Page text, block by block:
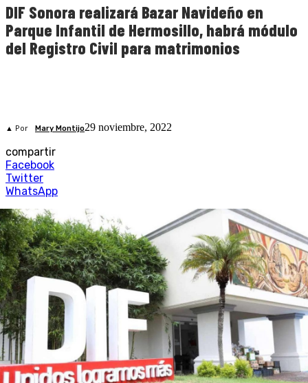
DIF Sonora realizará Bazar Navideño en
Parque Infantil de Hermosillo, habrá módulo
del Registro Civil para matrimonios
▲ Por Mary Montijo29 noviembre, 2022
compartir
Facebook
Twitter
WhatsApp